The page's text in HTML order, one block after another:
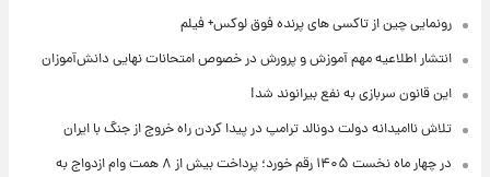
رونمایی چین از تاکسی های پرنده فوق لوکس+ فیلم
انتشار اطلاعیه مهم آموزش و پرورش در خصوص امتحانات نهایی دانش‌آموزان
این قانون سربازی به نفع بیرانوند شد!
تلاش ناامیدانه‌ دولت دونالد ترامپ در پیدا کردن راه خروج از جنگ با ایران
در چهار ماه نخست ۱۴۰۵ رقم خورد؛ پرداخت بیش از ۸ همت وام ازدواج به